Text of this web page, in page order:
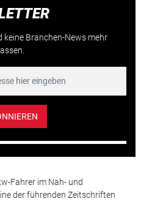
Branchen-News mehr
Fahrer im Nah- und
der führenden Zeitschriften